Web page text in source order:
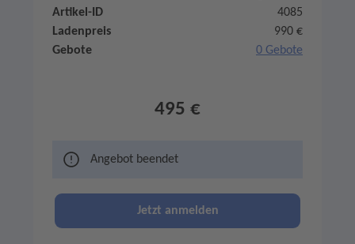
Artikel-ID
4085
Ladenpreis
990 €
Gebote
0 Gebote
495 €
Angebot beendet
Jetzt anmelden